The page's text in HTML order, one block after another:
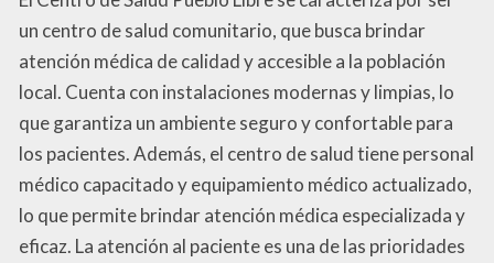
un centro de salud comunitario, que busca brindar
atención médica de calidad y accesible a la población
local. Cuenta con instalaciones modernas y limpias, lo
que garantiza un ambiente seguro y confortable para
los pacientes. Además, el centro de salud tiene personal
médico capacitado y equipamiento médico actualizado,
lo que permite brindar atención médica especializada y
eficaz. La atención al paciente es una de las prioridades